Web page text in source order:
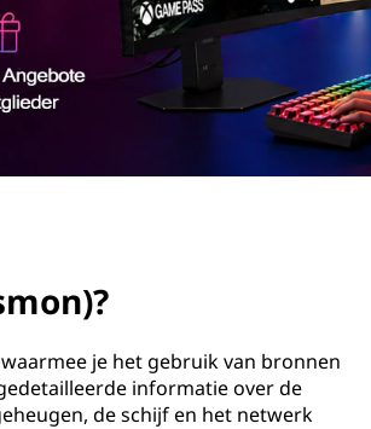
je het gebruik van bronnen
informatie over de
de schijf en het netwerk